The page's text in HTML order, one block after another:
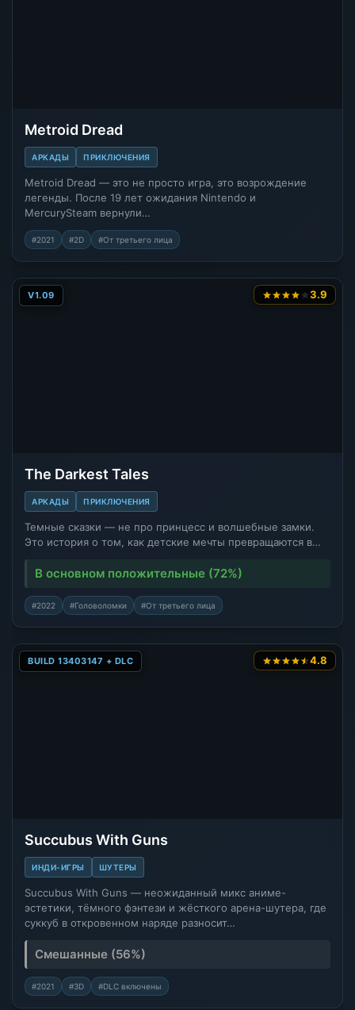
Metroid Dread
АРКАДЫ ПРИКЛЮЧЕНИЯ
Metroid Dread — это не просто игра, это возрождение
легенды. После 19 лет ожидания Nintendo и
MercurySteam вернули…
#2021 #2D #От третьего лица
V1.09 3.9
The Darkest Tales
АРКАДЫ ПРИКЛЮЧЕНИЯ
Темные сказки — не про принцесс и волшебные замки.
Это история о том, как детские мечты превращаются в…
В основном положительные (72%)
#2022 #Головоломки #От третьего лица
BUILD 13403147 + DLC 4.8
Succubus With Guns
ИНДИ-ИГРЫ ШУТЕРЫ
Succubus With Guns — неожиданный микс аниме-
эстетики, тёмного фэнтези и жёсткого арена-шутера, где
суккуб в откровенном наряде разносит…
Смешанные (56%)
#2021 #3D #DLC включены